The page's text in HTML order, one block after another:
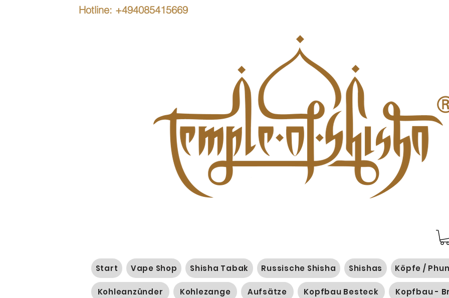
Hotline: +494085415669
Start Vape Shop Shisha Tabak Russische Shisha Shishas Köpfe /
Kohleanzünder Kohlezange Aufsätze Kopfbau Besteck Kopfbau -